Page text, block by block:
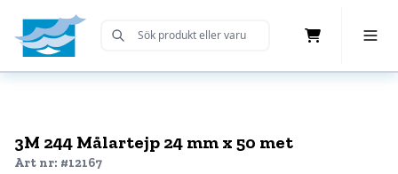
Home Submit Search
3M 244 Målartejp 24 mm x 50 met
Art nr: #12167